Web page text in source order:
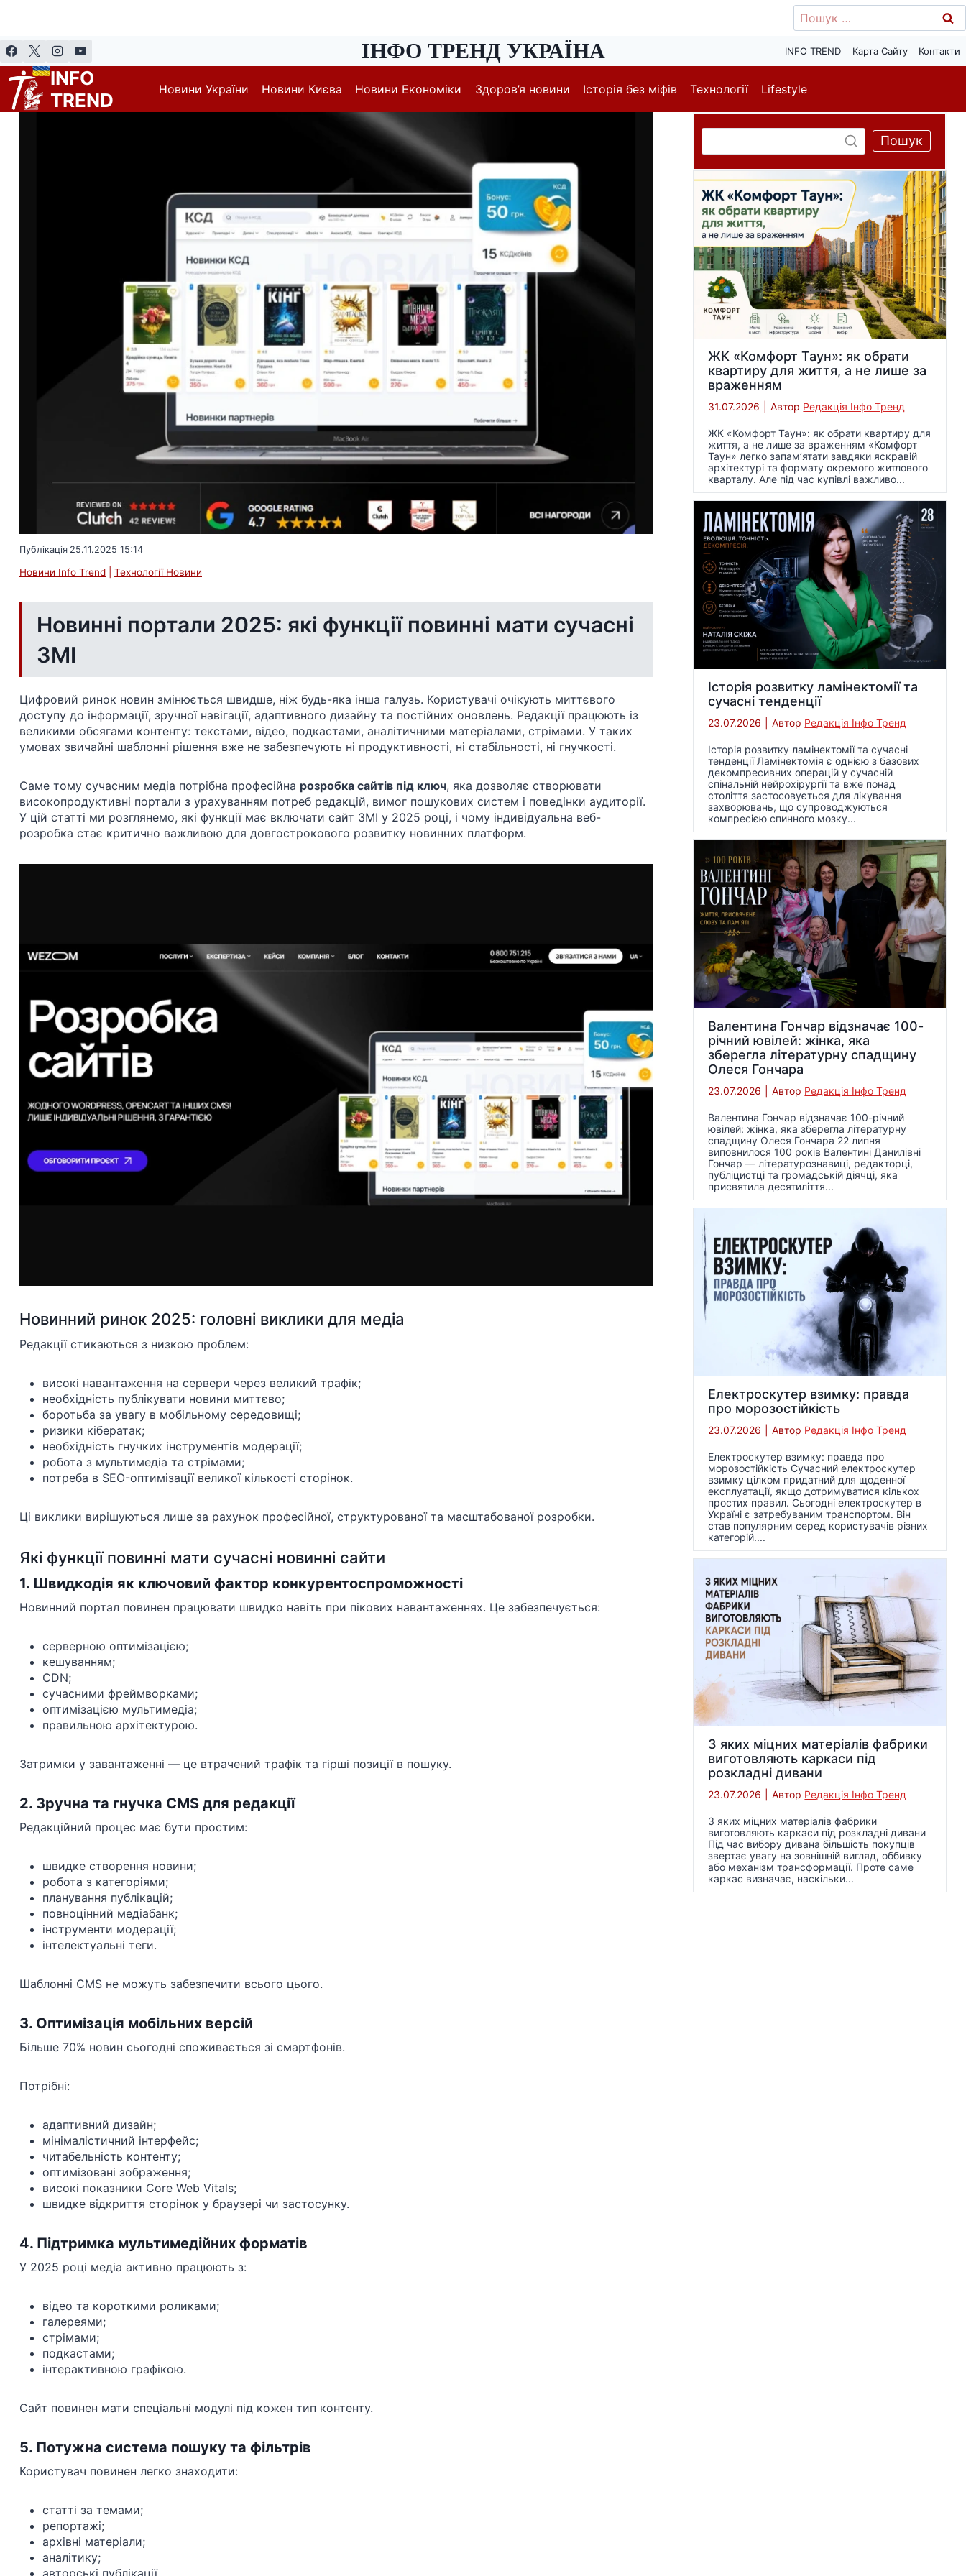
вмісту
Пошук:
ІНФО ТРЕНД УКРАЇНА INFO TREND Карта Сайту Контакти
INFO
TREND
Новини України Новини Києва Новини Економіки Здоров’я новини Історія без міфів Технології Lifestyle
Публікація 25.11.2025 15:14
Новини Info Trend Технології Новини
Новинні портали 2025: які функції повинні мати сучасні
ЗМІ
Цифровий ринок новин змінюється швидше, ніж будь-яка інша галузь. Користувачі очікують миттєвого
доступу до інформації, зручної навігації, адаптивного дизайну та постійних оновлень. Редакції працюють із
великими обсягами контенту: текстами, відео, подкастами, аналітичними матеріалами, стрімами. У таких
умовах звичайні шаблонні рішення вже не забезпечують ні продуктивності, ні стабільності, ні гнучкості.
Саме тому сучасним медіа потрібна професійна розробка сайтів під ключ, яка дозволяє створювати
високопродуктивні портали з урахуванням потреб редакцій, вимог пошукових систем і поведінки аудиторії.
У цій статті ми розглянемо, які функції має включати сайт ЗМІ у 2025 році, і чому індивідуальна веб-
розробка стає критично важливою для довгострокового розвитку новинних платформ.
Новинний ринок 2025: головні виклики для медіа
Редакції стикаються з низкою проблем:
високі навантаження на сервери через великий трафік;
необхідність публікувати новини миттєво;
боротьба за увагу в мобільному середовищі;
ризики кібератак;
необхідність гнучких інструментів модерації;
робота з мультимедіа та стрімами;
потреба в SEO-оптимізації великої кількості сторінок.
Ці виклики вирішуються лише за рахунок професійної, структурованої та масштабованої розробки.
Які функції повинні мати сучасні новинні сайти
1. Швидкодія як ключовий фактор конкурентоспроможності
Новинний портал повинен працювати швидко навіть при пікових навантаженнях. Це забезпечується:
серверною оптимізацією;
кешуванням;
CDN;
сучасними фреймворками;
оптимізацією мультимедіа;
правильною архітектурою.
Затримки у завантаженні — це втрачений трафік та гірші позиції в пошуку.
2. Зручна та гнучка CMS для редакції
Редакційний процес має бути простим:
швидке створення новини;
робота з категоріями;
планування публікацій;
повноцінний медіабанк;
інструменти модерації;
інтелектуальні теги.
Шаблонні CMS не можуть забезпечити всього цього.
3. Оптимізація мобільних версій
Більше 70% новин сьогодні споживається зі смартфонів.
Потрібні:
адаптивний дизайн;
мінімалістичний інтерфейс;
читабельність контенту;
оптимізовані зображення;
високі показники Core Web Vitals;
швидке відкриття сторінок у браузері чи застосунку.
4. Підтримка мультимедійних форматів
У 2025 році медіа активно працюють з:
відео та короткими роликами;
галереями;
стрімами;
подкастами;
інтерактивною графікою.
Сайт повинен мати спеціальні модулі під кожен тип контенту.
5. Потужна система пошуку та фільтрів
Користувач повинен легко знаходити:
статті за темами;
репортажі;
архівні матеріали;
аналітику;
Пошук
ЖК «Комфорт Таун»: як обрати
квартиру для життя, а не лише за
враженням
31.07.2026 Автор Редакція Інфо Тренд
ЖК «Комфорт Таун»: як обрати квартиру для
життя, а не лише за враженням «Комфорт
Таун» легко запам’ятати завдяки яскравій
архітектурі та формату окремого житлового
кварталу. Але під час купівлі важливо...
Історія розвитку ламінектомії та
сучасні тенденції
23.07.2026 Автор Редакція Інфо Тренд
Історія розвитку ламінектомії та сучасні
тенденції Ламінектомія є однією з базових
декомпресивних операцій у сучасній
спінальній нейрохірургії та вже понад
століття застосовується для лікування
захворювань, що супроводжуються
компресією спинного мозку...
Валентина Гончар відзначає 100-
річний ювілей: жінка, яка
зберегла літературну спадщину
Олеся Гончара
23.07.2026 Автор Редакція Інфо Тренд
Валентина Гончар відзначає 100-річний
ювілей: жінка, яка зберегла літературну
спадщину Олеся Гончара 22 липня
виповнилося 100 років Валентині Данилівні
Гончар — літературознавиці, редакторці,
публіцистці та громадській діячці, яка
присвятила десятиліття...
Електроскутер взимку: правда
про морозостійкість
23.07.2026 Автор Редакція Інфо Тренд
Електроскутер взимку: правда про
морозостійкість Сучасний електроскутер
взимку цілком придатний для щоденної
експлуатації, якщо дотримуватися кількох
простих правил. Сьогодні електроскутер в
Україні є затребуваним транспортом. Він
став популярним серед користувачів різних
категорій....
З яких міцних матеріалів фабрики
виготовляють каркаси під
розкладні дивани
23.07.2026 Автор Редакція Інфо Тренд
З яких міцних матеріалів фабрики
виготовляють каркаси під розкладні дивани
Під час вибору дивана більшість покупців
звертає увагу на зовнішній вигляд, оббивку
або механізм трансформації. Проте саме
каркас визначає, наскільки...